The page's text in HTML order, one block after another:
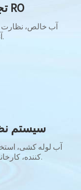
تجهیزات تصفیه آب RO
آنلاین با آب خالص بالا.
سیستم
آب لوله کشی،
کننده، کارخانه دیگ بخار، پرورش ماهی و غیره.